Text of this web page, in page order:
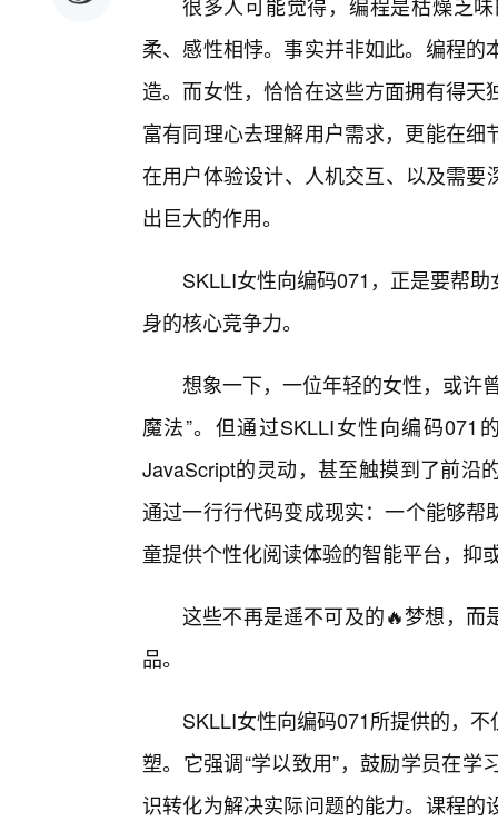
柔、感性相悖。事实并非如此。编程
造。而女性，恰恰在这些方面拥有得
富有同理心去理解用户需求，更能在
在用户体验设计、人机交互、以及需
出巨大的作用。
SKLLI女性向编码071，正是要帮
身的核心竞争力。
想象一下，一位年轻的女性，或许
魔法”。但通过SKLLI女性向编码071
JavaScript的灵动，甚至触摸到了前沿
通过一行行代码变成现实：一个能够
童提供个性化阅读体验的智能平台，抑
这些不再是遥不可及的🔥梦想，而
品。
SKLLI女性向编码071所提供的，
塑。它强调“学以致用”，鼓励学员在
识转化为解决实际问题的能力。课程